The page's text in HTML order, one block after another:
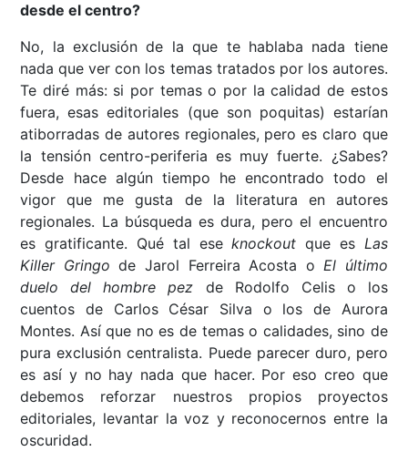
desde el centro?
No, la exclusión de la que te hablaba nada tiene
nada que ver con los temas tratados por los autores.
Te diré más: si por temas o por la calidad de estos
fuera, esas editoriales (que son poquitas) estarían
atiborradas de autores regionales, pero es claro que
la tensión centro-periferia es muy fuerte. ¿Sabes?
Desde hace algún tiempo he encontrado todo el
vigor que me gusta de la literatura en autores
regionales. La búsqueda es dura, pero el encuentro
es gratificante. Qué tal eseknockout que es Las
Killer Gringo de Jarol Ferreira Acosta oEl último
duelo del hombre pez de Rodolfo Celis o los
cuentos de Carlos César Silva o los de Aurora
Montes. Así que no es de temas o calidades, sino de
pura exclusión centralista. Puede parecer duro, pero
es así y no hay nada que hacer. Por eso creo que
debemos reforzar nuestros propios proyectos
editoriales, levantar la voz y reconocernos entre la
oscuridad.